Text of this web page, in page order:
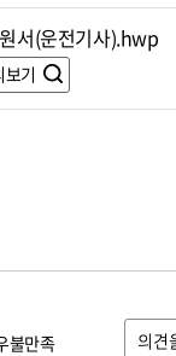
서(운전기사).hwp
보기
불만족